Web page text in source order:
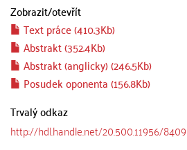
Zobrazit/otevřít
Text práce (410.3Kb)
Abstrakt (352.4Kb)
Abstrakt (anglicky) (246.5Kb)
Posudek oponenta (156.8Kb)
Trvalý odkaz
http://hdl.handle.net/20.500.11956/8409